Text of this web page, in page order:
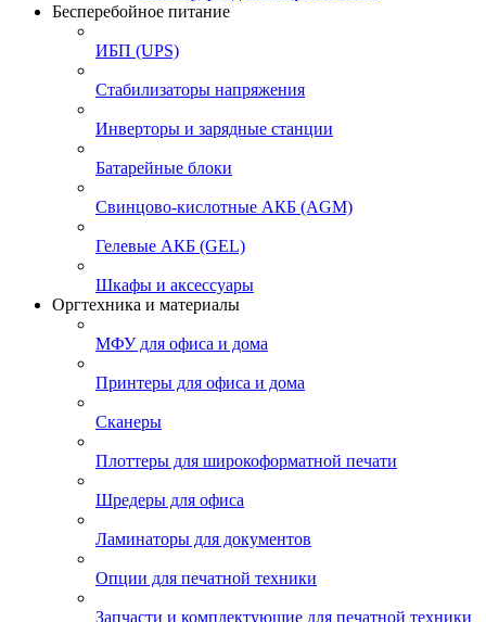
Бесперебойное питание
ИБП (UPS)
Стабилизаторы напряжения
Инверторы и зарядные станции
Батарейные блоки
Свинцово-кислотные АКБ (AGM)
Гелевые АКБ (GEL)
Шкафы и аксессуары
Оргтехника и материалы
МФУ для офиса и дома
Принтеры для офиса и дома
Сканеры
Плоттеры для широкоформатной печати
Шредеры для офиса
Ламинаторы для документов
Опции для печатной техники
Запчасти и комплектующие для печатной техники